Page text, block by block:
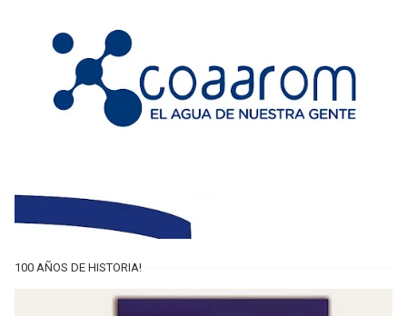
100 AÑOS DE HISTORIA!